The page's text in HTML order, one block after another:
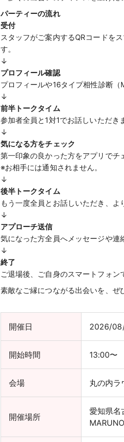
パーティーの流れ
受付
スタッフがご案内するQRコードを
す。
↓
プロフィール確認
プロフィールや16タイプ相性診断（
↓
前半トークタイム
参加者全員と1対1でお話しいただき
↓
気になる方をチェック
第一印象の良かった方をアプリでチ
※お相手には通知されません。
↓
後半トークタイム
もう一度全員とお話しいただき、よ
↓
アプローチ送信
気になった方全員へメッセージや連
↓
終了
ご退場後、ご自身のスマートフォン
素敵なご縁につながる出会いを、ぜ
開催日 2026/
開始時間 13:00〜
会場 丸の内ラ
開催場所
愛知県名